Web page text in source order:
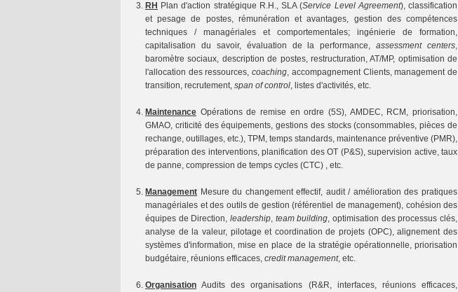
RH Plan d'action stratégique R.H., SLA (Service Level Agreement), classification
et pesage de postes, rémunération et avantages, gestion des compétences
techniques / managériales et comportementales; ingénierie de formation,
capitalisation du savoir, évaluation de la performance,assessment centers,
baromètre sociaux, description de postes, restructuration, AT/MP, optimisation de
l'allocation des ressources,coaching, accompagnement Clients, management de
transition, recrutement, span of control, listes d'activités, etc.
Maintenance Opérations de remise en ordre (5S), AMDEC, RCM, priorisation,
GMAO, criticité des équipements, gestions des stocks (consommables, pièces de
rechange, outillages, etc.), TPM, temps standards, maintenance préventive (PMR),
préparation des interventions, planification des OT (P&S), supervision active, taux
de panne, compression de temps cycles (CTC) , etc.
Management Mesure du changement effectif, audit / amélioration des pratiques
managériales et des outils de gestion (référentiel de management), cohésion des
équipes de Direction, leadership, team building, optimisation des processus clés,
analyse de la valeur, pilotage et coordination de projets (OPC), alignement des
systèmes d'information, mise en place de la stratégie opérationnelle, priorisation
budgétaire, réunions efficaces, credit management, etc.
Organisation Audits des organisations (R&R, interfaces, réunions efficaces,